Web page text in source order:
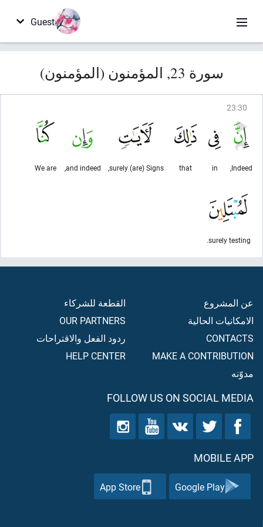
Guest
سورة 23, المؤمنون (المؤمنون)
23:30
Indeed,
in
that
surely (are) Signs,
and indeed,
We are
surely testing.
عن المشروع
الامكانيات الحالية
CONTACTS
MAKE A CONTRIBUTION
مدوّنه
القطعة للشركاء
OUR PARTNERS
ردود الفعل والاقتراحات
HELP CENTER
FOLLOW US ON SOCIAL MEDIA
MOBILE APP
Google Play
App Store